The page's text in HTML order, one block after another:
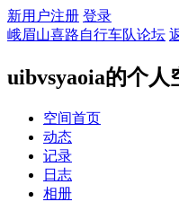
新用户注册 登录
峨眉山喜路自行车队论坛
uibvsyaoia的个人
空间首页
动态
记录
日志
相册